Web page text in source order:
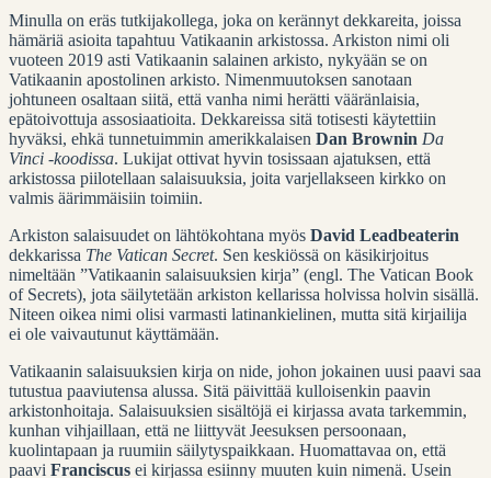
Minulla on eräs tutkijakollega, joka on kerännyt dekkareita, joissa
hämäriä asioita tapahtuu Vatikaanin arkistossa. Arkiston nimi oli
vuoteen 2019 asti Vatikaanin salainen arkisto, nykyään se on
Vatikaanin apostolinen arkisto. Nimenmuutoksen sanotaan
johtuneen osaltaan siitä, että vanha nimi herätti vääränlaisia,
epätoivottuja assosiaatioita. Dekkareissa sitä totisesti käytettiin
hyväksi, ehkä tunnetuimmin amerikkalaisen Dan Brownin Da
Vinci -koodissa. Lukijat ottivat hyvin tosissaan ajatuksen, että
arkistossa piilotellaan salaisuuksia, joita varjellakseen kirkko on
valmis äärimmäisiin toimiin.
Arkiston salaisuudet on lähtökohtana myös David Leadbeaterin
dekkarissa The Vatican Secret. Sen keskiössä on käsikirjoitus
nimeltään ”Vatikaanin salaisuuksien kirja” (engl. The Vatican Book
of Secrets), jota säilytetään arkiston kellarissa holvissa holvin sisällä.
Niteen oikea nimi olisi varmasti latinankielinen, mutta sitä kirjailija
ei ole vaivautunut käyttämään.
Vatikaanin salaisuuksien kirja on nide, johon jokainen uusi paavi saa
tutustua paaviutensa alussa. Sitä päivittää kulloisenkin paavin
arkistonhoitaja. Salaisuuksien sisältöjä ei kirjassa avata tarkemmin,
kunhan vihjaillaan, että ne liittyvät Jeesuksen persoonaan,
kuolintapaan ja ruumiin säilytyspaikkaan. Huomattavaa on, että
paavi Franciscus ei kirjassa esiinny muuten kuin nimenä. Usein